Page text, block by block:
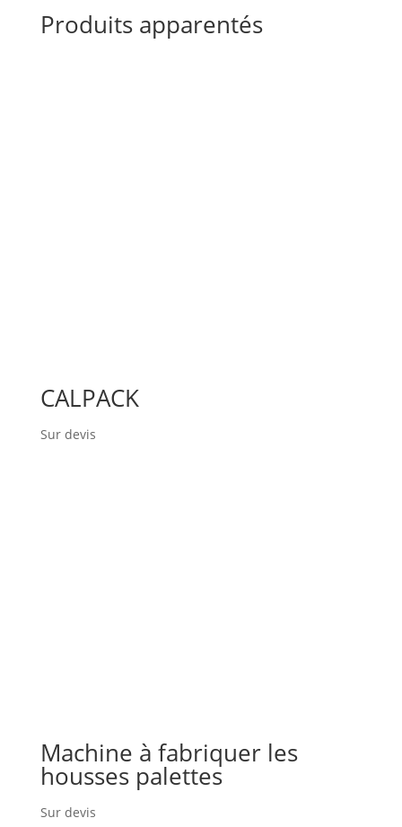
Produits apparentés
CALPACK
Sur devis
Machine à fabriquer les
housses palettes
Sur devis